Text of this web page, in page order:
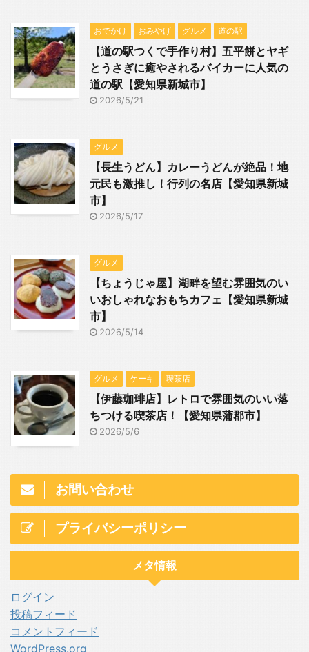
おでかけ おみやげ グルメ 道の駅
【道の駅つくで手作り村】五平餅とヤギ
とうさぎに癒やされるバイカーに人気の
道の駅【愛知県新城市】
2026/5/21
グルメ
【長生うどん】カレーうどんが絶品！地
元民も激推し！行列の名店【愛知県新城
市】
2026/5/17
グルメ
【ちょうじゃ屋】湖畔を望む雰囲気のい
いおしゃれなおもちカフェ【愛知県新城
市】
2026/5/14
グルメ ケーキ 喫茶店
【伊藤珈琲店】レトロで雰囲気のいい落
ちつける喫茶店！【愛知県蒲郡市】
2026/5/6
お問い合わせ
プライバシーポリシー
メタ情報
ログイン
投稿フィード
コメントフィード
WordPress.org